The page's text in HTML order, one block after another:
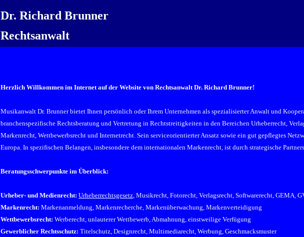
Dr. Richard Brunner
Rechtsanwalt
Herzlich Willkommen im Internet auf der Website von Rechtsanwalt Dr. Richard Brunner!
Musikanwalt Dr. Brunner bietet Ihnen persönlich oder Ihrem Unternehmen als spezialisierter Anwalt und
branchenspezifische Rechtsberatung und Vertretung in Rechtstreitigkeiten in den Bereichen Urheberrecht,
Markenrecht, Wettbewerbsrecht und Internetrecht. Sein serviceorientierter Ansatz sowie ein gut gepflegtes
Europa. In spezifischen Belangen, insbesondere dem internationalen Markenrecht, ist durch strategische
Beratungsschwerpunkte im Überblick:
Urheber- und Medienrecht: Urheberrechtsgesetz, Musikrecht, Fotorecht, Verlagsrecht, Softwarerecht, GEMA,
Markenrecht: Markenanmeldung, Markenrecherche, Markenüberwachung, Markenverteidigung
Wettbewerbsrecht: Werberecht, unlauterer Wettbewerb, Abmahnung, einstweilige Verfügung
Gewerblicher Rechtsschutz: Titelschutz, Designrecht, Multimediarecht, Werbung, Geschmacksmuster